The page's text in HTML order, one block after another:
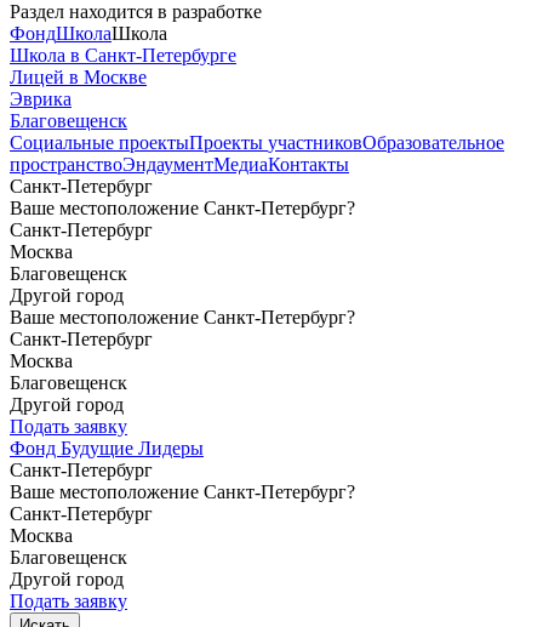
Раздел находится в разработке
ФондШколаШкола
Школа в Санкт-Петербурге
Лицей в Москве
Эврика
Благовещенск
Социальные проектыПроекты участниковОбразовательное
пространствоЭндаументМедиаКонтакты
Санкт-Петербург
Ваше местоположение Санкт-Петербург?
Санкт-Петербург
Москва
Благовещенск
Другой город
Ваше местоположение Санкт-Петербург?
Санкт-Петербург
Москва
Благовещенск
Другой город
Подать заявку
Фонд Будущие Лидеры
Санкт-Петербург
Ваше местоположение Санкт-Петербург?
Санкт-Петербург
Москва
Благовещенск
Другой город
Подать заявку